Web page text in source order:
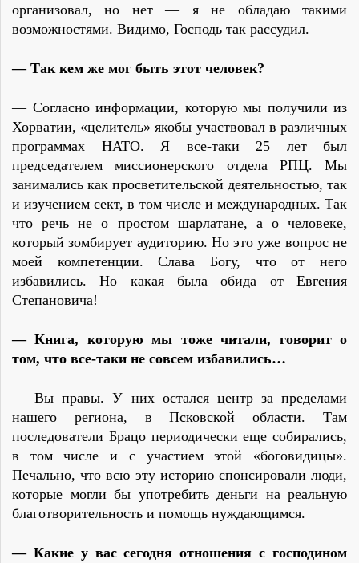
организовал, но нет — я не обладаю такими
возможностями. Видимо, Господь так рассудил.
— Так кем же мог быть этот человек?
— Согласно информации, которую мы получили из
Хорватии, «целитель» якобы участвовал в различных
программах НАТО. Я все-таки 25 лет был
председателем миссионерского отдела РПЦ. Мы
занимались как просветительской деятельностью, так
и изучением сект, в том числе и международных. Так
что речь не о простом шарлатане, а о человеке,
который зомбирует аудиторию. Но это уже вопрос не
моей компетенции. Слава Богу, что от него
избавились. Но какая была обида от Евгения
Степановича!
— Книга, которую мы тоже читали, говорит о
том, что все-таки не совсем избавились…
— Вы правы. У них остался центр за пределами
нашего региона, в Псковской области. Там
последователи Брацо периодически еще собирались,
в том числе и с участием этой «боговидицы».
Печально, что всю эту историю спонсировали люди,
которые могли бы употребить деньги на реальную
благотворительность и помощь нуждающимся.
— Какие у вас сегодня отношения с господином